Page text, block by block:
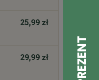
25,99 zł
29,99 zł